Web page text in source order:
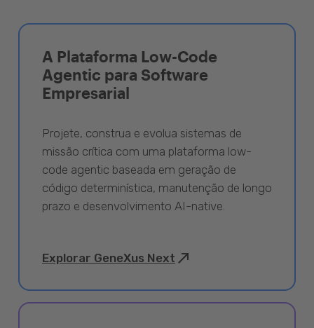
A Plataforma Low-Code
Agentic para Software
Empresarial
Projete, construa e evolua sistemas de
missão crítica com uma plataforma low-
code agentic baseada em geração de
código determinística, manutenção de longo
prazo e desenvolvimento AI-native.
Explorar GeneXus Next